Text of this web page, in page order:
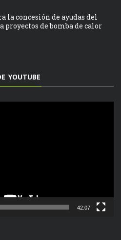
la concesión de ayudas del
proyectos de bomba de calor
YOUTUBE
42:07